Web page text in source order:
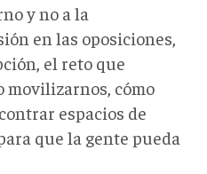
y no a la
en las oposiciones,
el reto que
movilizarnos, cómo
espacios de
que la gente pueda